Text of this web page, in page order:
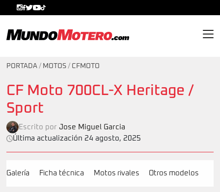
PORTADA / MOTOS / CFMOTO
CF Moto 700CL-X Heritage /
Sport
Escrito por Jose Miguel Garcia
Última actualización 24 agosto, 2025
Galería Ficha técnica Motos rivales Otros modelos